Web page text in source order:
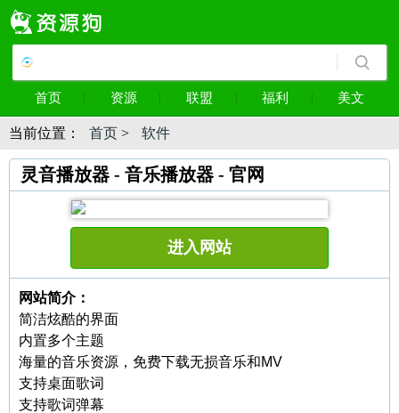
首页 资源 联盟 福利 美文
当前位置： 首页 > 软件
灵音播放器 - 音乐播放器 - 官网
进入网站
网站简介：
简洁炫酷的界面
内置多个主题
海量的音乐资源，免费下载无损音乐和MV
支持桌面歌词
支持歌词弹幕